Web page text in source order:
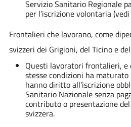
Servizio Sanitario Regionale
per l’iscrizione volontaria (vedi
Frontalieri che lavorano, come
svizzeri dei Grigioni, del Ticino e
Questi lavoratori frontalieri, e
stesse condizioni ha
hanno diritto all’iscrizione
Sanitario Nazionale senza
contributo o presentazione
svizzera.